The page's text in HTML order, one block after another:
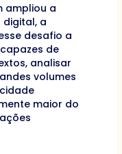
ampliou a
a
desafio a
de
analisar
volumes
maior do